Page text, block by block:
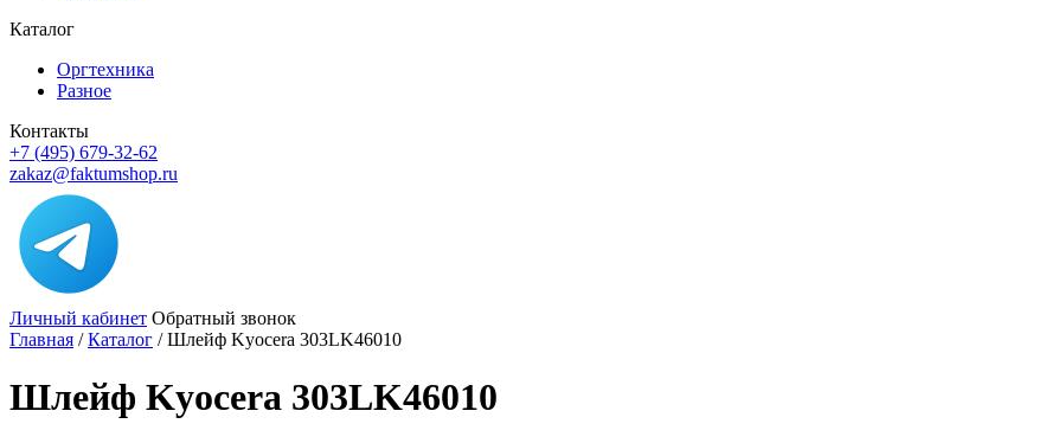
Каталог
Оргтехника
Разное
Контакты
+7 (495) 679-32-62
zakaz@faktumshop.ru
Личный кабинет Обратный звонок
Главная /Каталог /Шлейф Kyocera 303LK46010
Шлейф Kyocera 303LK46010